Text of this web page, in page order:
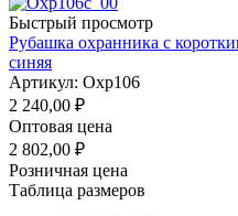
Быстрый просмотр
Рубашка охранника с
синяя
Артикул: Охр106
2 240,00 ₽
Оптовая цена
2 802,00 ₽
Розничная цена
Таблица размеров